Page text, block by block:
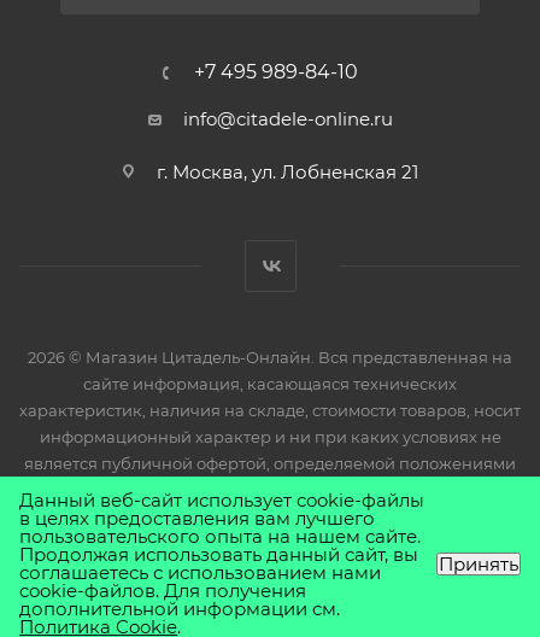
+7 495 989-84-10
info@citadele-online.ru
г. Москва, ул. Лобненская 21
2026 © Магазин Цитадель-Онлайн. Вся представленная на
сайте информация, касающаяся технических
характеристик, наличия на складе, стоимости товаров, носит
информационный характер и ни при каких условиях не
является публичной офертой, определяемой положениями
Статьи 437(2) Гражданского кодекса РФ.
Данный веб-сайт использует cookie-файлы
в целях предоставления вам лучшего
пользовательского опыта на нашем сайте.
Продолжая использовать данный сайт, вы
соглашаетесь с использованием нами
cookie-файлов. Для получения
дополнительной информации см.
Политика Cookie.
Принять